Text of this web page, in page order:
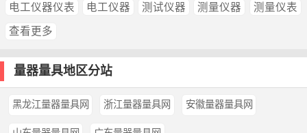
电工仪器仪表 电工仪器 测试仪器 测量仪器 测量仪表
查看更多
量器量具地区分站
黑龙江量器量具网 浙江量器量具网 安徽量器量具网